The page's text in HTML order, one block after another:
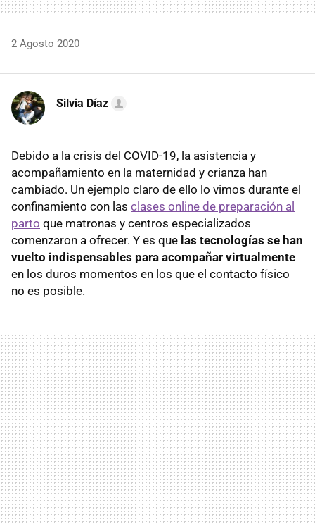
2 Agosto 2020
Silvia Díaz
Debido a la crisis del COVID-19, la asistencia y
acompañamiento en la maternidad y crianza han
cambiado. Un ejemplo claro de ello lo vimos durante el
confinamiento con las clases online de preparación al
parto que matronas y centros especializados
comenzaron a ofrecer. Y es que las tecnologías se han
vuelto indispensables para acompañar virtualmente
en los duros momentos en los que el contacto físico
no es posible.